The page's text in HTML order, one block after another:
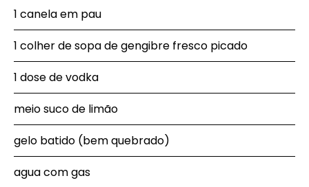
1 canela em pau
1 colher de sopa de gengibre fresco picado
1 dose de vodka
meio suco de limão
gelo batido (bem quebrado)
agua com gas